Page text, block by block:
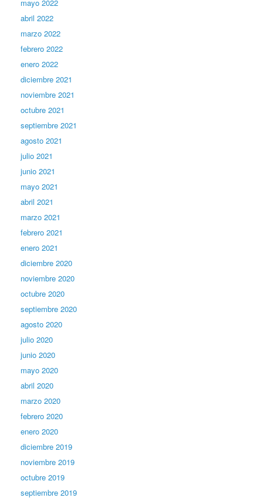
mayo 2022
abril 2022
marzo 2022
febrero 2022
enero 2022
diciembre 2021
noviembre 2021
octubre 2021
septiembre 2021
agosto 2021
julio 2021
junio 2021
mayo 2021
abril 2021
marzo 2021
febrero 2021
enero 2021
diciembre 2020
noviembre 2020
octubre 2020
septiembre 2020
agosto 2020
julio 2020
junio 2020
mayo 2020
abril 2020
marzo 2020
febrero 2020
enero 2020
diciembre 2019
noviembre 2019
octubre 2019
septiembre 2019